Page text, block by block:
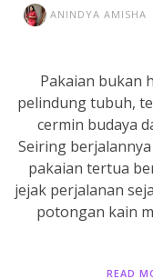
ANINDYA AMISHA
Pakaian bukan
pelindung tubuh,
cermin budaya
Seiring
pakaian tertua
jejak perjalanan
potongan kain
READ